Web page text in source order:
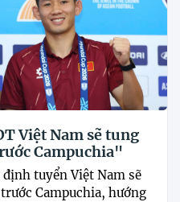
Việt Nam sẽ tung
Campuchia"
tuyển Việt Nam sẽ
Campuchia, hướng